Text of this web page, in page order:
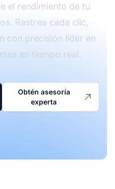
el rendimiento de tu
Rastrea cada clic,
con precisión líder en
en tiempo real.
Obtén asesoría
experta